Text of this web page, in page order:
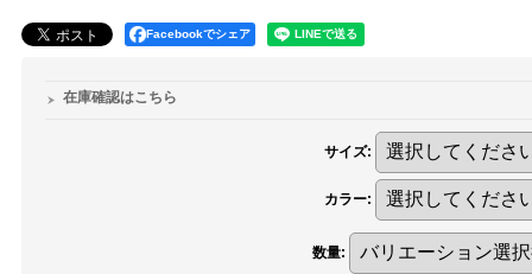
Facebookでシェア
在庫確認はこちら
サイズ:
カラー:
数量: